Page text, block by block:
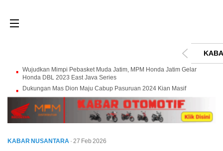
Wujudkan Mimpi Pebasket Muda Jatim, MPM Honda Jatim Gelar
Honda DBL 2023 East Java Series
Dukungan Mas Dion Maju Cabup Pasuruan 2024 Kian Masif
KABAR NUSANTARA · 27 Feb 2026